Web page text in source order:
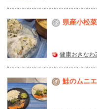
2 県産⼩松
健康おきなわ
3 鮭のムニ